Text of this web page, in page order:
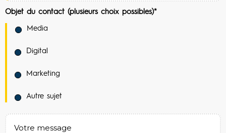
Objet du contact (plusieurs choix possibles)*
Media
Digital
Marketing
Autre sujet